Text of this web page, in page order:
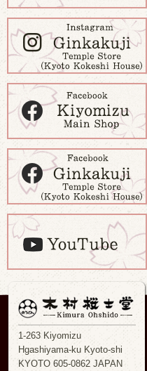
1-263 Kiyomizu
Hgashiyama-ku Kyoto-shi
KYOTO 605-0862 JAPAN